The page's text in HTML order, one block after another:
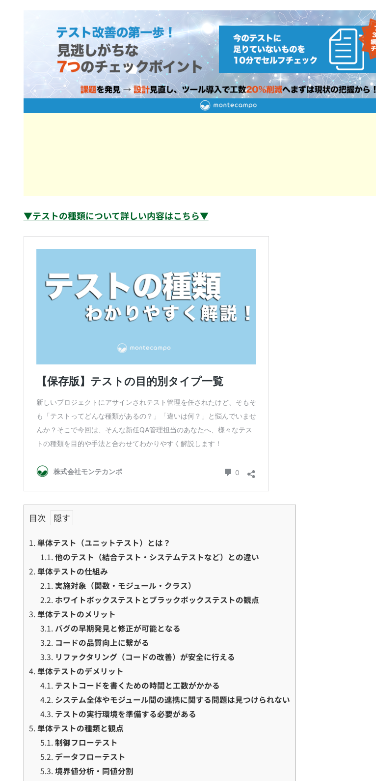
▼テストの種類について詳しい内容はこちら▼
目次
1. 単体テスト（ユニットテスト）とは？
1.1. 他のテスト（結合テスト・システムテストなど）との違い
2. 単体テストの仕組み
2.1. 実施対象（関数・モジュール・クラス）
2.2. ホワイトボックステストとブラックボックステストの観点
3. 単体テストのメリット
3.1. バグの早期発見と修正が可能となる
3.2. コードの品質向上に繋がる
3.3. リファクタリング（コードの改善）が安全に行える
4. 単体テストのデメリット
4.1. テストコードを書くための時間と工数がかかる
4.2. システム全体やモジュール間の連携に関する問題は見つけられない
4.3. テストの実行環境を準備する必要がある
5. 単体テストの種類と観点
5.1. 制御フローテスト
5.2. データフローテスト
5.3. 境界値分析・同値分割